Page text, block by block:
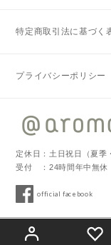
特定商取引法に基づく
プライバシーポリシー
定休日：土日祝日（夏季
受付 ：24時間年中無休
official facebook